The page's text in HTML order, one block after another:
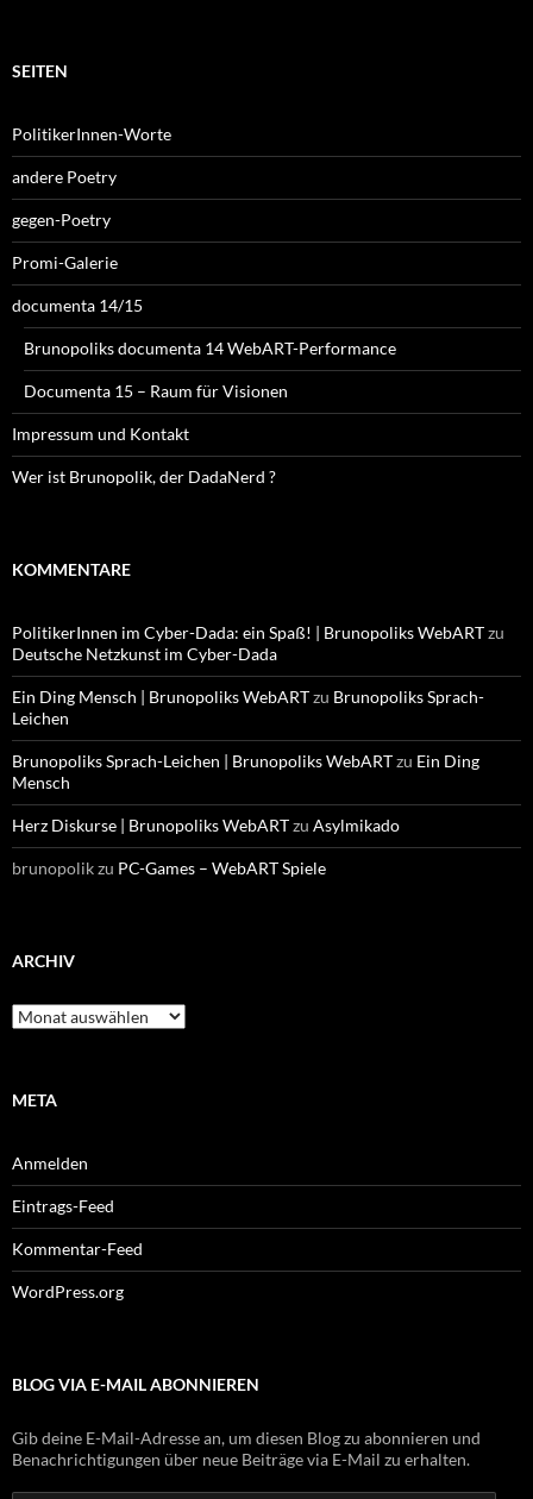
SEITEN
PolitikerInnen-Worte
andere Poetry
gegen-Poetry
Promi-Galerie
documenta 14/15
Brunopoliks documenta 14 WebART-Performance
Documenta 15 – Raum für Visionen
Impressum und Kontakt
Wer ist Brunopolik, der DadaNerd ?
KOMMENTARE
PolitikerInnen im Cyber-Dada: ein Spaß! | Brunopoliks WebARTzu
Deutsche Netzkunst im Cyber-Dada
Ein Ding Mensch | Brunopoliks WebARTzu Brunopoliks Sprach-
Leichen
Brunopoliks Sprach-Leichen | Brunopoliks WebARTzu Ein Ding
Mensch
Herz Diskurse | Brunopoliks WebARTzu Asylmikado
brunopolikzu PC-Games – WebART Spiele
ARCHIV
Archiv
META
Anmelden
Eintrags-Feed
Kommentar-Feed
WordPress.org
BLOG VIA E-MAIL ABONNIEREN
Gib deine E-Mail-Adresse an, um diesen Blog zu abonnieren und
Benachrichtigungen über neue Beiträge via E-Mail zu erhalten.